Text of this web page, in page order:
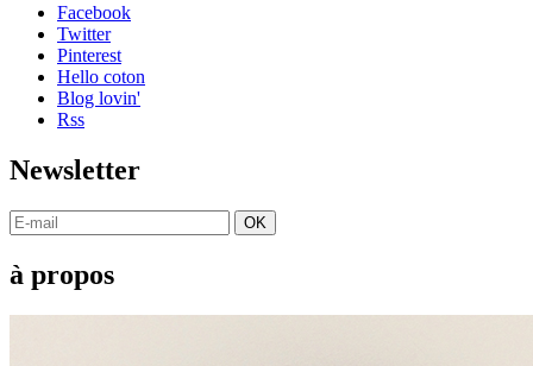
Facebook
Twitter
Pinterest
Hello coton
Blog lovin'
Rss
Newsletter
OK
à propos